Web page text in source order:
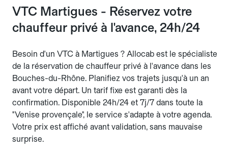
VTC Martigues - Réservez votre
chauffeur privé à l'avance, 24h/24
Besoin d'un VTC à Martigues ? Allocab est le spécialiste
de la réservation de chauffeur privé à l'avance dans les
Bouches-du-Rhône. Planifiez vos trajets jusqu'à un an
avant votre départ. Un tarif fixe est garanti dès la
confirmation. Disponible 24h/24 et 7j/7 dans toute la
"Venise provençale", le service s'adapte à votre agenda.
Votre prix est affiché avant validation, sans mauvaise
surprise.